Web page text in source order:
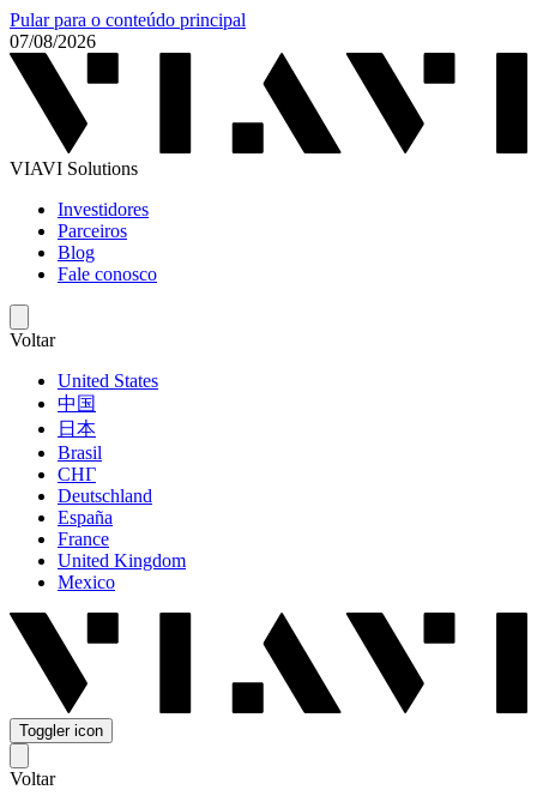
Pular para o conteúdo principal
07/08/2026
VIAVI Solutions
Investidores
Parceiros
Blog
Fale conosco
Voltar
United States
中国
日本
Brasil
СНГ
Deutschland
España
France
United Kingdom
Mexico
Toggler icon
Voltar